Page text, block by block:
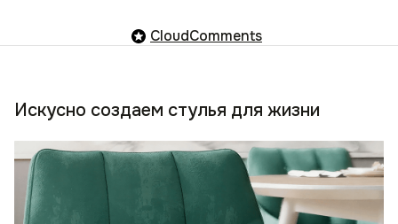
CloudComments
Искусно создаем стулья для жизни